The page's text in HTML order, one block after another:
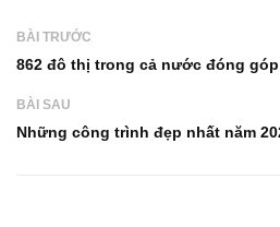
BÀI TRƯỚC
862 đô thị trong cả nước đóng góp
BÀI SAU
Những công trình đẹp nhất năm